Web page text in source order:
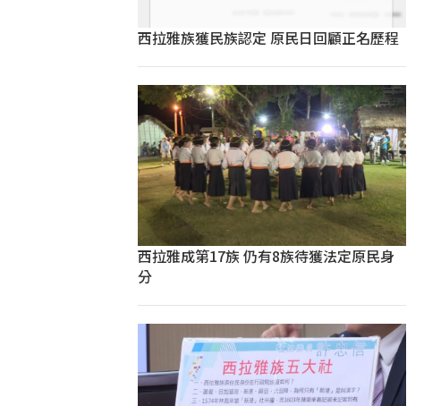
西拉雅族獲民族認定 原民日回顧正名歷程
西拉雅成第17族 仍有8族待獲法定原民身
分